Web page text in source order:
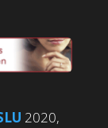
2020,